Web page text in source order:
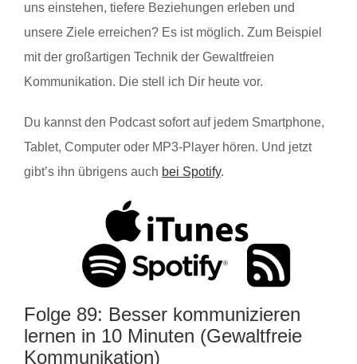
uns einstehen, tiefere Beziehungen erleben und
unsere Ziele erreichen? Es ist möglich. Zum Beispiel
mit der großartigen Technik der Gewaltfreien
Kommunikation. Die stell ich Dir heute vor.
Du kannst den Podcast sofort auf jedem Smartphone,
Tablet, Computer oder MP3-Player hören. Und jetzt
gibt’s ihn übrigens auch bei Spotify.
Folge 89: Besser kommunizieren
lernen in 10 Minuten (Gewaltfreie
Kommunikation)